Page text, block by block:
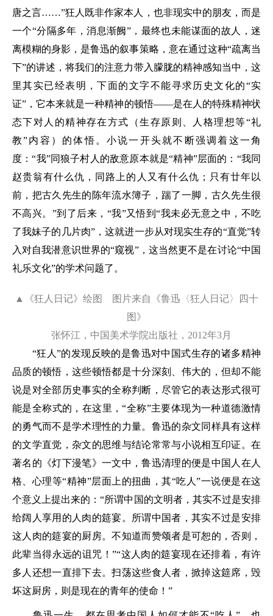
唐之言……”狂人既非作家本人，也非现实中的朋友，而是
一个“分隔多年，消息渐阙”，最终也未能谋面的故人，迷
离模糊的身影，是鲁迅的叙事策略，意在通过这种“疏离当
下”的讲述，将我们的注意力带入朦胧的精神感知当中，这
里其实已经表明，下面的文字不能寻求历史文化的“实
证”，它本来就是一种精神的顿悟——是在人的特殊精神状
态下对人的精神存在方式（生存原则、人格理想等“礼
教”内容）的体悟。小说一开头就不断强调着这一角
度：“我”同狼子村人的敌意原本就是“精神”层面的：“我同
赵贵翁有什么仇，同路上的人又有什么仇；只有廿年以
前，把古久先生的陈年流水簿子，踹了一脚，古久先生很
不高兴。”到了后来，“我”又悟到“我未必无意之中，不吃
了我妹子的几片肉”，这就进一步从对现实生存的“直觉”转
入对自我潜意识世界的“窥视”，这当然更不是在讨论“中国
礼乐文化”的学术问题了。
▲《狂人日记》绘图 图片来自《鲁迅〈狂人日记〉四十
图》
张怀江，中国美术学院出版社，2012年3月
“狂人”的发现反映的是鲁迅对中国式生存的诸多精神
品质的顿悟，这些顿悟都是十分深刻、伟大的，但却不能
说是对全部历史事实的全称判断，尽管它的表达形式很可
能是全称式的，在这里，“全称”主要体现为一种道德激情
的勇气而不是学术理性的力量。鲁迅的杂文同样具有这样
的文学直觉，杂文的思维与结论常常与小说相互印证。在
著名的《灯下漫笔》一文中，鲁迅清理的便是中国人在人
格、心理等“精神”层面上的扭曲，其“吃人”一说便是在这
个意义上提出来的：“所谓中国的文明者，其实不过是安排
给阔人享用的人肉的筵宴。所谓中国者，其实不过是安排
这人肉的筵宴的厨房。不知道而赞颂者是可恕的，否则，
此辈当得永远的诅咒！”“这人肉的筵宴现在还排着，有许
多人还想一直排下去。扫荡这些食人者，掀掉这筵席，毁
坏这厨房，则是现在的青年的使命！”